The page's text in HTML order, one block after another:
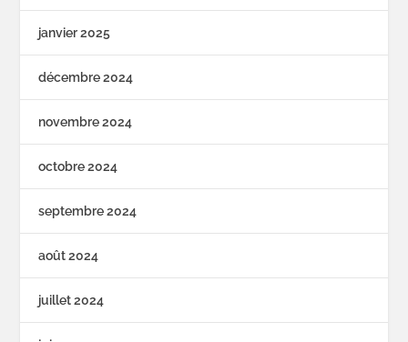
janvier 2025
décembre 2024
novembre 2024
octobre 2024
septembre 2024
août 2024
juillet 2024